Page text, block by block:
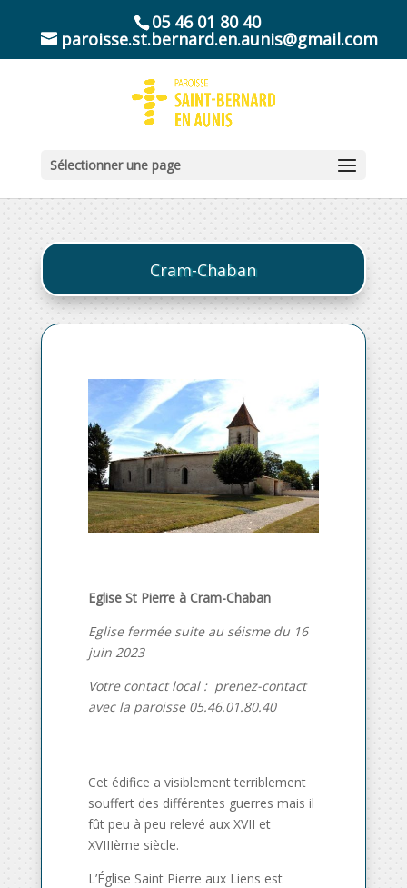
05 46 01 80 40
paroisse.st.bernard.en.aunis@gmail.com
Sélectionner une page
Cram-Chaban
Eglise St Pierre à Cram-Chaban
Eglise fermée suite au séisme du 16
juin 2023
Votre contact local : prenez-contact
avec la paroisse 05.46.01.80.40
Cet édifice a visiblement terriblement
souffert des différentes guerres mais il
fût peu à peu relevé aux XVII et
XVIIIème siècle.
L’Église Saint Pierre aux Liens est